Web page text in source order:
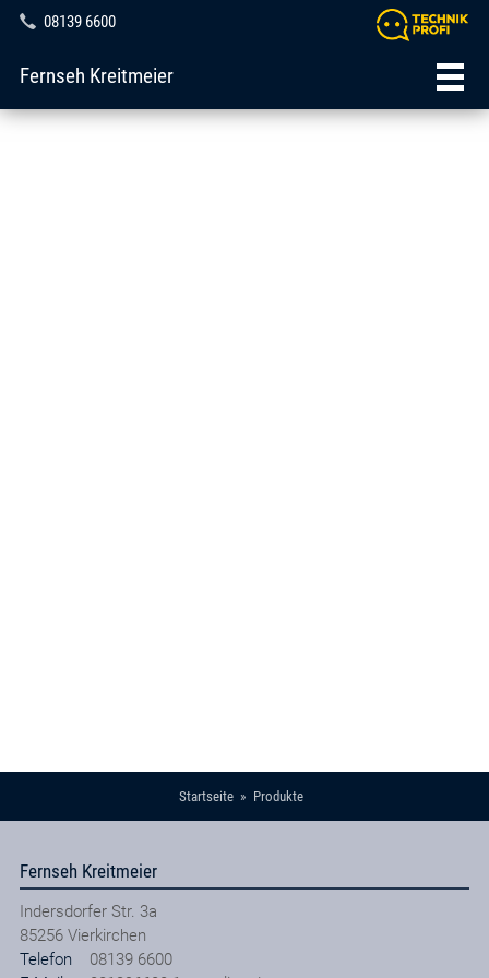
08139 6600
Fernseh Kreitmeier
Startseite Produkte
Fernseh Kreitmeier
Indersdorfer Str. 3a
85256 Vierkirchen
Telefon
08139 6600